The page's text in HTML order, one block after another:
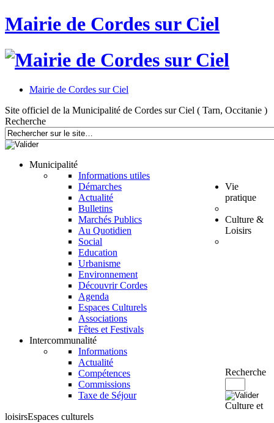
Mairie de Cordes sur Ciel
Mairie de Cordes sur Ciel
Site officiel de la Municipalité de Cordes sur Ciel ( Tarn, Occitanie )
Recherche
Municipalité
Informations utiles
Démarches
Actualité
Bulletins
Marchés Publics
Vie
pratique
Au Quotidien
Social
Education
Urbanisme
Environnement
Culture &
Loisirs
Découvrir Cordes
Agenda
Espaces Culturels
Associations
Fêtes et Festivals
Intercommunalité
Informations
Actualité
Compétences
Commissions
Taxe de Séjour
Recherche
Culture et
loisirsEspaces culturels